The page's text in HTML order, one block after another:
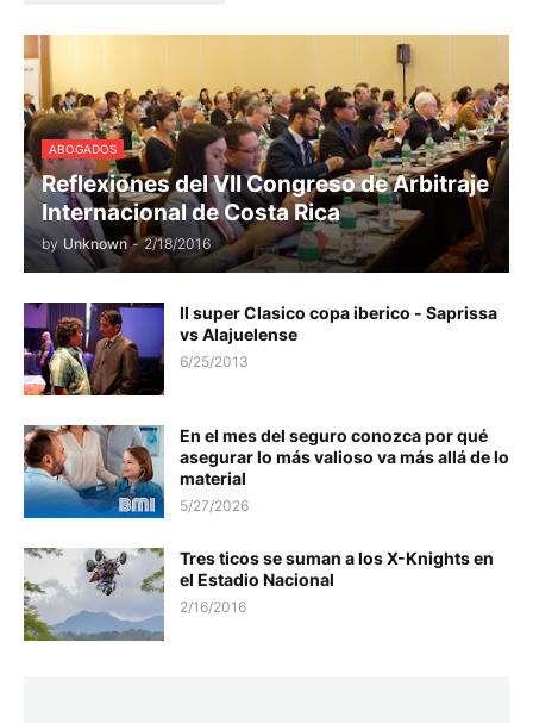
ABOGADOS
Reflexiones del VII Congreso de Arbitraje
Internacional de Costa Rica
by Unknown - 2/18/2016
II super Clasico copa iberico - Saprissa
vs Alajuelense
6/25/2013
En el mes del seguro conozca por qué
asegurar lo más valioso va más allá de lo
material
5/27/2026
Tres ticos se suman a los X-Knights en
el Estadio Nacional
2/16/2016